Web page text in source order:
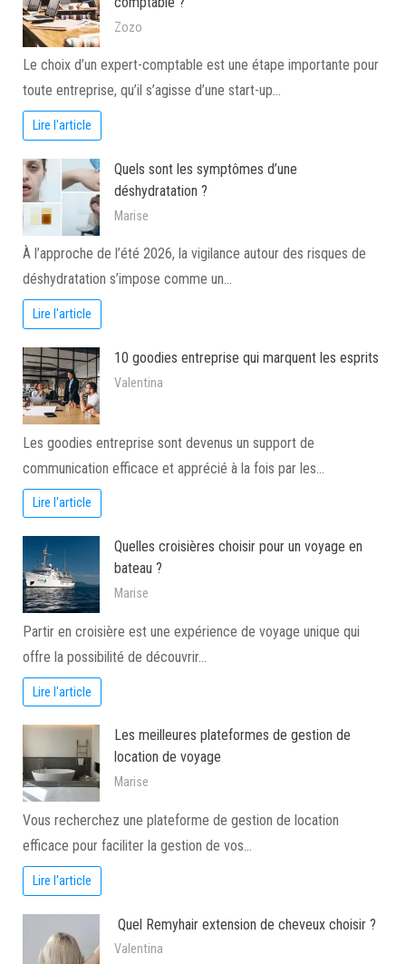
Zozo
Le choix d’un expert-comptable est une étape importante pour
toute entreprise, qu’il s’agisse d’une start-up…
Lire l'article
Quels sont les symptômes d’une
déshydratation ?
Marise
À l’approche de l’été 2026, la vigilance autour des risques de
déshydratation s’impose comme un…
Lire l'article
10 goodies entreprise qui marquent les esprits
Valentina
Les goodies entreprise sont devenus un support de
communication efficace et apprécié à la fois par les…
Lire l'article
Quelles croisières choisir pour un voyage en
bateau ?
Marise
Partir en croisière est une expérience de voyage unique qui
offre la possibilité de découvrir…
Lire l'article
Les meilleures plateformes de gestion de
location de voyage
Marise
Vous recherchez une plateforme de gestion de location
efficace pour faciliter la gestion de vos…
Lire l'article
Quel Remyhair extension de cheveux choisir ?
Valentina